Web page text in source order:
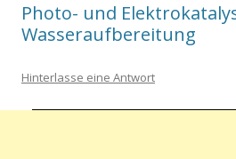
Photo- und
Wasseraufbereitung
Hinterlasse eine Antwort